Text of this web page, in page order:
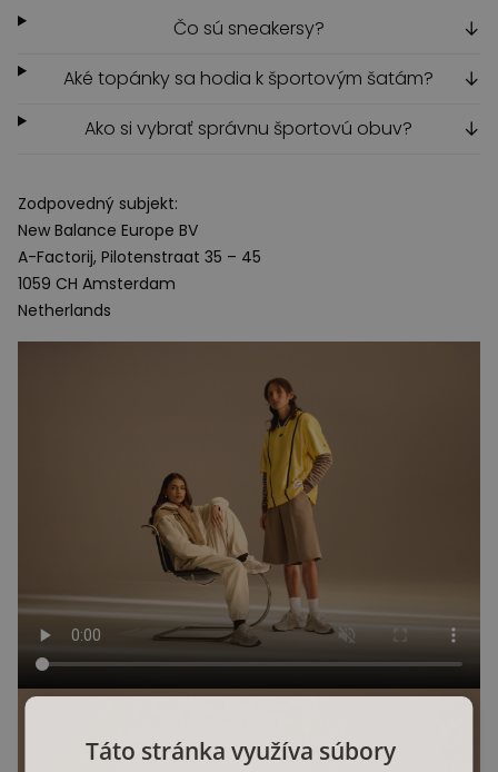
Čo sú sneakersy? ↓
Aké topánky sa hodia k športovým šatám? ↓
Ako si vybrať správnu športovú obuv? ↓
Zodpovedný subjekt:
New Balance Europe BV
A-Factorij, Pilotenstraat 35 – 45
1059 CH Amsterdam
Netherlands
Táto stránka využíva súbory